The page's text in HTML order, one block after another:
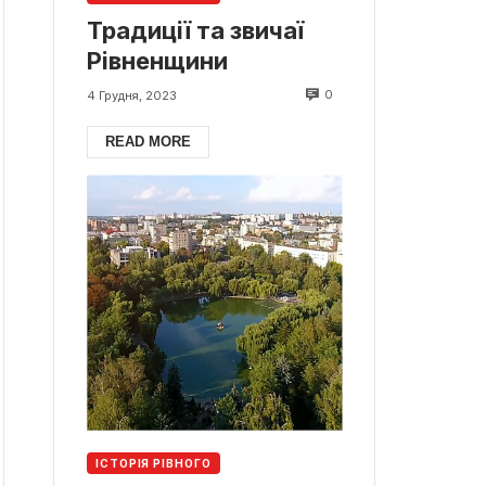
Традиції та звичаї
Рівненщини
4 Грудня, 2023 0
READ MORE
ІСТОРІЯ РІВНОГО